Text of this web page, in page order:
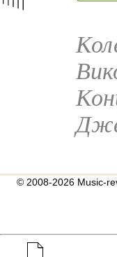
© 2008-2026 Music-